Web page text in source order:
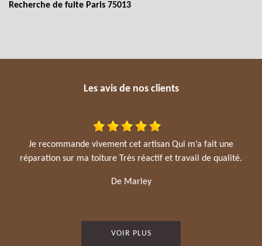
Recherche de fuite Paris 75013
Les avis de nos clients
Je recommande vivement cet artisan Qui m’a fait une
réparation sur ma toiture Très réactif et travail de qualité.
De Marley
VOIR PLUS